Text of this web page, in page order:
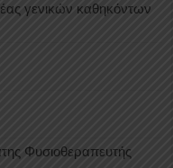
γενικών καθηκόντων
Φυσιοθεραπευτής